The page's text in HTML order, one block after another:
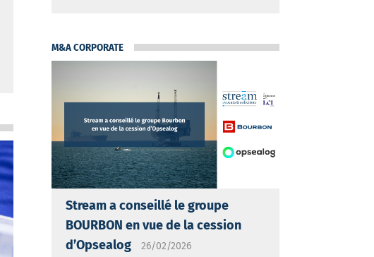
M&A CORPORATE
Stream a conseillé le groupe
BOURBON en vue de la cession
d’Opsealog
26/02/2026